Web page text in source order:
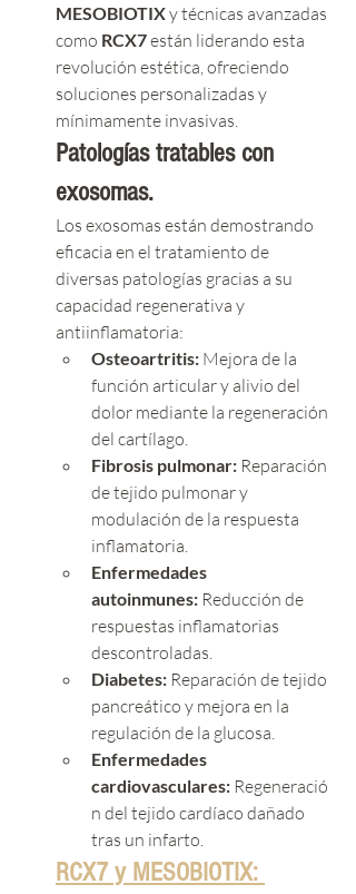
MESOBIOTIX y técnicas avanzadas
como RCX7 están liderando esta
revolución estética, ofreciendo
soluciones personalizadas y
mínimamente invasivas.
Patologías tratables con
exosomas.
Los exosomas están demostrando
eficacia en el tratamiento de
diversas patologías gracias a su
capacidad regenerativa y
antiinflamatoria:
Osteoartritis: Mejora de la
función articular y alivio del
dolor mediante la regeneración
del cartílago.
Fibrosis pulmonar: Reparación
de tejido pulmonar y
modulación de la respuesta
inflamatoria.
Enfermedades
autoinmunes: Reducción de
respuestas inflamatorias
descontroladas.
Diabetes: Reparación de tejido
pancreático y mejora en la
regulación de la glucosa.
Enfermedades
cardiovasculares: Regeneració
n del tejido cardíaco dañado
tras un infarto.
RCX7 y MESOBIOTIX: